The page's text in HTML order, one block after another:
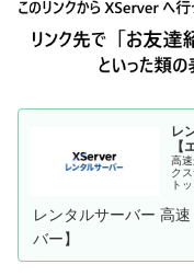
レ
【
高
ク
ト
無
レンタルサーバー 高
バー】